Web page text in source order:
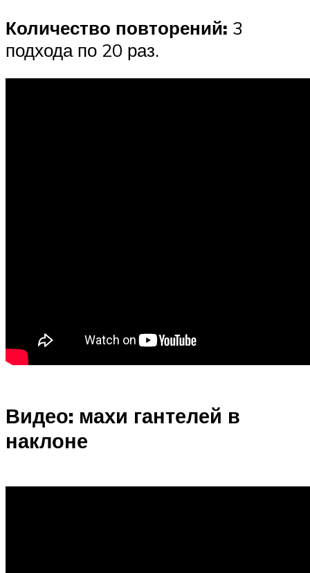
Количество повторений: 3
подхода по 20 раз.
Видео: махи гантелей в
наклоне